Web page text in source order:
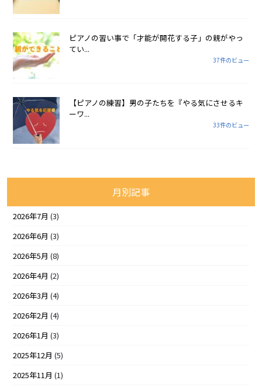
ピアノの習い事で「才能が開花する子」の親がやっ
てい...
37件のビュー
【ピアノの練習】男の子たちを『やる気にさせるキ
ーワ...
33件のビュー
月別記事
2026年7月 (3)
2026年6月 (3)
2026年5月 (8)
2026年4月 (2)
2026年3月 (4)
2026年2月 (4)
2026年1月 (3)
2025年12月 (5)
2025年11月 (1)